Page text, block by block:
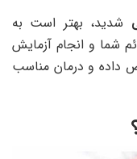
شدید، بهتر است به
شما و انجام آزمایش
داده و درمان مناسب